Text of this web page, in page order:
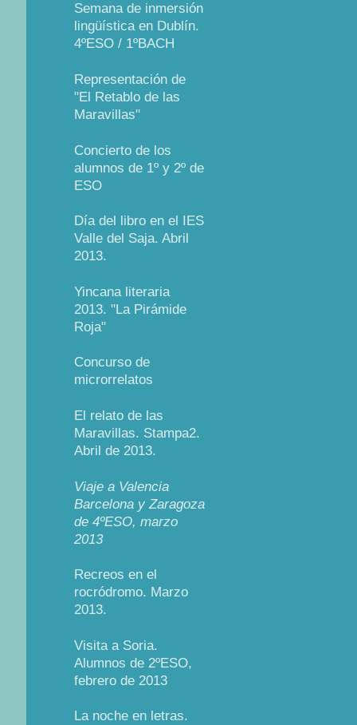
Semana de inmersión
lingüística en Dublín.
4ºESO / 1ºBACH
Representación de
"El Retablo de las
Maravillas"
Concierto de los
alumnos de 1º y 2º de
ESO
Día del libro en el IES
Valle del Saja. Abril
2013.
Yincana literaria
2013. "La Pirámide
Roja"
Concurso de
microrrelatos
El relato de las
Maravillas. Stampa2.
Abril de 2013.
Viaje a Valencia
Barcelona y Zaragoza
de 4ºESO, marzo
2013
Recreos en el
rocródromo. Marzo
2013.
Visita a Soria.
Alumnos de 2ºESO,
febrero de 2013
La noche en letras.